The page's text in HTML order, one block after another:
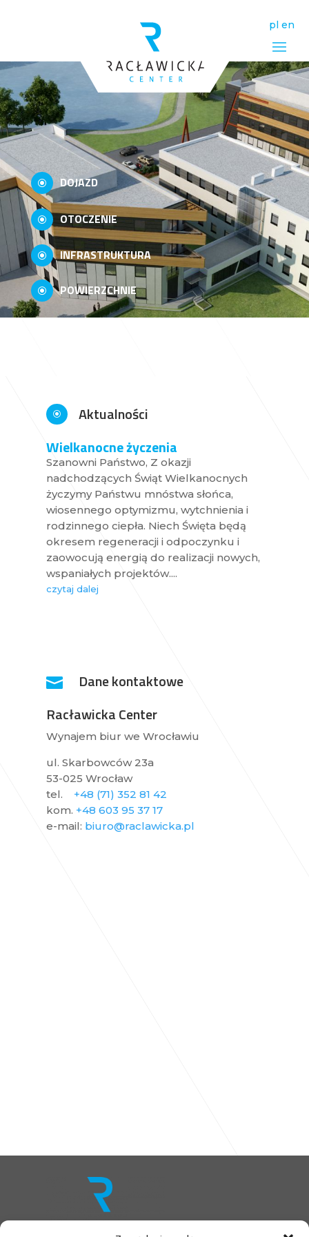
pl en
\ DOJAZD
\ OTOCZENIE
\ INFRASTRUKTURA
\ POWIERZCHNIE
\
Aktualności
Wielkanocne życzenia
Szanowni Państwo, Z okazji
nadchodzących Świąt Wielkanocnych
życzymy Państwu mnóstwa słońca,
wiosennego optymizmu, wytchnienia i
rodzinnego ciepła. Niech Święta będą
okresem regeneracji i odpoczynku i
zaowocują energią do realizacji nowych,
wspaniałych projektów....
czytaj dalej

Dane kontaktowe
Racławicka Center
Wynajem biur we Wrocławiu
ul. Skarbowców 23a
53-025 Wrocław
tel. +48 (71) 352 81 42
kom. +48603 95 37 17
e-mail: biuro@raclawicka.pl